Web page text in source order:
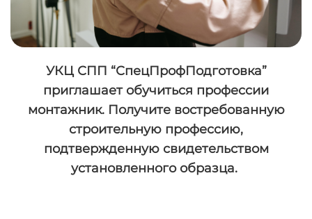
УКЦ СПП “СпецПрофПодготовка”
приглашает обучиться профессии
монтажник. Получите востребованную
строительную профессию,
подтвержденную свидетельством
установленного образца.